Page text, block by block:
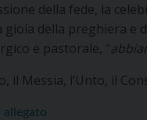
della fede, la
gioia della preghiera e
e pastorale, “
il Messia, l’Unto, il
allegato